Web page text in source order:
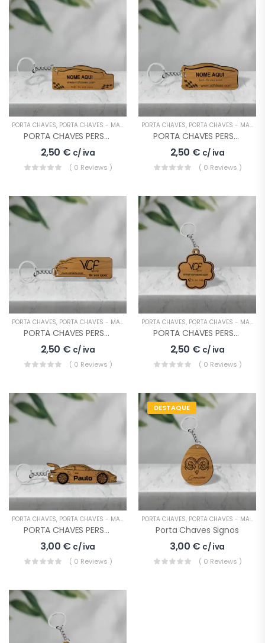
PORTA CHAVES, PORTA CHAVES - MADEIRA
PORTA CHAVES PERSONALIZADO EMPRESA LOGO STAND
2,50 € c/ iva
( 0 Reviews )
PORTA CHAVES, PORTA CHAVES - MADEIRA
PORTA CHAVES PERSONALIZADO EMPRESA LOGO STAND 2
2,50 € c/ iva
( 0 Reviews )
PORTA CHAVES, PORTA CHAVES - MADEIRA
PORTA CHAVES PERSONALIZADO EMPRESA LOGO STAND AUTOMÓVEL
2,50 € c/ iva
( 0 Reviews )
PORTA CHAVES, PORTA CHAVES - MADEIRA
PORTA CHAVES PERSONALIZADO EMPRESA LOGO TREVO
2,50 € c/ iva
( 0 Reviews )
PORTA CHAVES, PORTA CHAVES - MADEIRA
PORTA CHAVES PERSONALIZADO NOME CARRO
3,00 € c/ iva
( 0 Reviews )
DESTAQUE
PORTA CHAVES, PORTA CHAVES - MADEIRA
Porta Chaves Signos
3,00 € c/ iva
( 0 Reviews )